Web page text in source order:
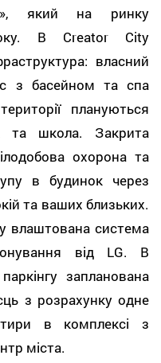
який на ринку
В Creator City
власний
з басейном та спа
плануються
та школа. Закрита
охорона та
в будинок через
та ваших близьких.
влаштована система
від LG. В
запланована
з розрахунку одне
в комплексі з
міста.